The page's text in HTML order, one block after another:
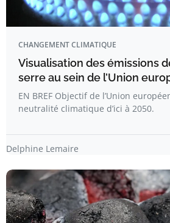
CHANGEMENT CLIMATIQUE
Visualisation des émissions
serre au sein de l’Union
EN BREF Objectif de l’Union
neutralité climatique d’ici à 2050.
Delphine Lemaire